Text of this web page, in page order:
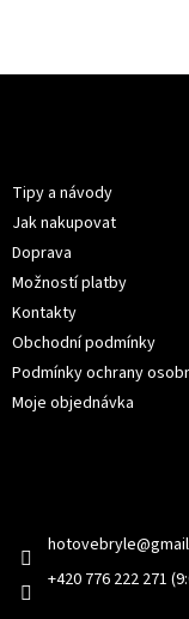
Tipy a návody
Jak nakupovat
Doprava
Možností platby
Kontakty
Obchodní podmínky
Podmínky ochrany
Moje objednávka
hotovebryle@
+420 776 222 271